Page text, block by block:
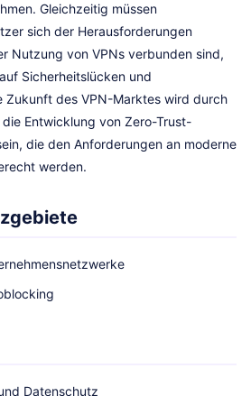
Gleichzeitig müssen
sich der Herausforderungen
Nutzung von VPNs verbunden sind,
Sicherheitslücken und
Zukunft des VPN-Marktes wird durch
Entwicklung von Zero-Trust-
die den Anforderungen an moderne
werden.
Datenschutz